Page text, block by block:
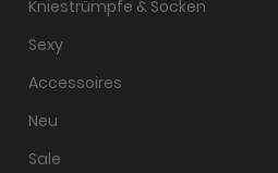
Kniestrümpfe & Socken
Sexy
Accessoires
Neu
Sale